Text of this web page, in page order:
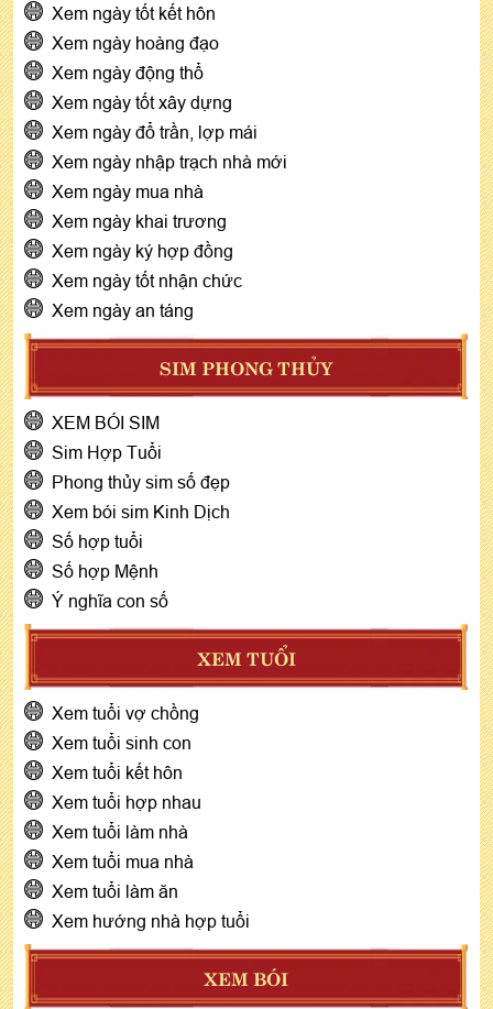
Xem ngày tốt kết hôn
Xem ngày hoàng đạo
Xem ngày động thổ
Xem ngày tốt xây dựng
Xem ngày đổ trần, lợp mái
Xem ngày nhập trạch nhà mới
Xem ngày mua nhà
Xem ngày khai trương
Xem ngày ký hợp đồng
Xem ngày tốt nhận chức
Xem ngày an táng
SIM PHONG THỦY
XEM BÓI SIM
Sim Hợp Tuổi
Phong thủy sim số đẹp
Xem bói sim Kinh Dịch
Số hợp tuổi
Số hợp Mệnh
Ý nghĩa con số
XEM TUỔI
Xem tuổi vợ chồng
Xem tuổi sinh con
Xem tuổi kết hôn
Xem tuổi hợp nhau
Xem tuổi làm nhà
Xem tuổi mua nhà
Xem tuổi làm ăn
Xem hướng nhà hợp tuổi
XEM BÓI